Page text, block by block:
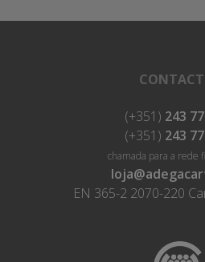
(+351) 243
(+351) 243
chamada para a rede
EN 365-2 2070-220